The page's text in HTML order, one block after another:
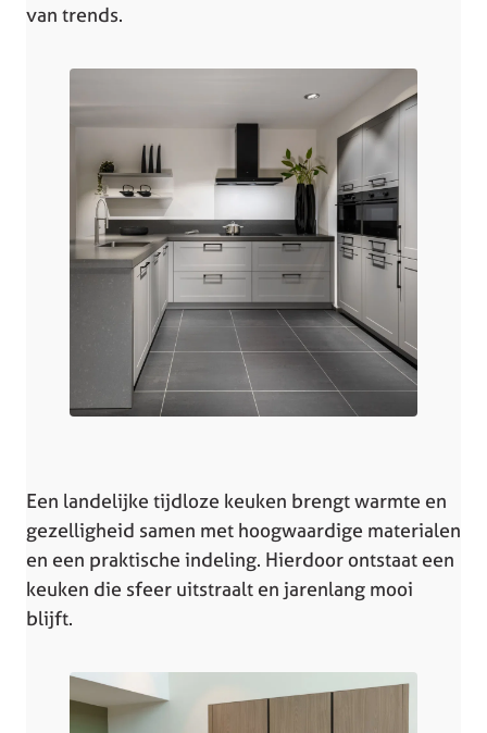
van trends.
Een landelijke tijdloze keuken brengt warmte en
gezelligheid samen met hoogwaardige materialen
en een praktische indeling. Hierdoor ontstaat een
keuken die sfeer uitstraalt en jarenlang mooi
blijft.